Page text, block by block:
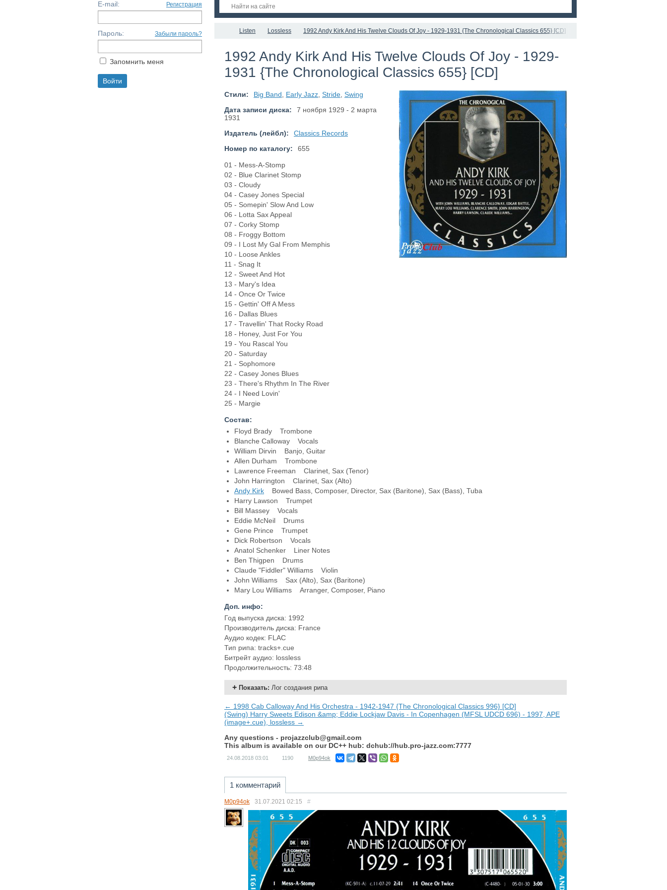
Listen Lossless 1992 Andy Kirk And His Twelve Clouds Of Joy - 1929-1931 {The Chronological Classics 655} [CD]
1992 Andy Kirk And His Twelve Clouds Of Joy - 1929-
1931 {The Chronological Classics 655} [CD]
Стили: Big Band Early Jazz Stride Swing
Дата записи диска:
7 ноября 1929 - 2 марта
1931
Издатель (лейбл):
Classics Records
Номер по каталогу:
655
01 - Mess-A-Stomp
02 - Blue Clarinet Stomp
03 - Cloudy
04 - Casey Jones Special
05 - Somepin' Slow And Low
06 - Lotta Sax Appeal
07 - Corky Stomp
08 - Froggy Bottom
09 - I Lost My Gal From Memphis
10 - Loose Ankles
11 - Snag It
12 - Sweet And Hot
13 - Mary's Idea
14 - Once Or Twice
15 - Gettin' Off A Mess
16 - Dallas Blues
17 - Travellin' That Rocky Road
18 - Honey, Just For You
19 - You Rascal You
20 - Saturday
21 - Sophomore
22 - Casey Jones Blues
23 - There's Rhythm In The River
24 - I Need Lovin'
25 - Margie
Состав:
Floyd Brady Trombone
Blanche Calloway Vocals
William Dirvin Banjo, Guitar
Allen Durham Trombone
Lawrence Freeman Clarinet, Sax (Tenor)
John Harrington Clarinet, Sax (Alto)
Andy Kirk Bowed Bass, Composer, Director, Sax (Baritone), Sax (Bass), Tuba
Harry Lawson Trumpet
Bill Massey Vocals
Eddie McNeil Drums
Gene Prince Trumpet
Dick Robertson Vocals
Anatol Schenker Liner Notes
Ben Thigpen Drums
Claude "Fiddler" Williams Violin
John Williams Sax (Alto), Sax (Baritone)
Mary Lou Williams Arranger, Composer, Piano
Доп. инфо:
Год выпуска диска: 1992
Производитель диска: France
Аудио кодек: FLAC
Тип рипа: tracks+.cue
Битрейт аудио: lossless
Продолжительность: 73:48
Показать: Лог создания рипа
← 1998 Cab Calloway And His Orchestra - 1942-1947 {The Chronological Classics 996} [CD]
(Swing) Harry Sweets Edison &amp; Eddie Lockjaw Davis - In Copenhagen (MFSL UDCD 696) - 1997, APE
(image+.cue), lossless →
Any questions - projazzclub@gmail.com
This album is available on our DC++ hub: dchub://hub.pro-jazz.com:7777
24.08.2018 03:01 1190 M0p94ok
1 комментарий
M0p94ok 31.07.2021 02:15 #
E-mail: Регистрация
Пароль: Забыли пароль?
Запомнить меня